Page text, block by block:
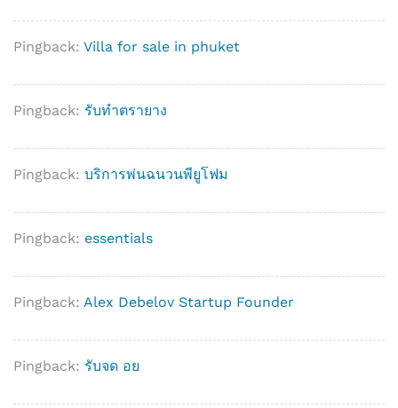
Pingback: Villa for sale in phuket
Pingback: รับทำตรายาง
Pingback: บริการพ่นฉนวนพียูโฟม
Pingback: essentials
Pingback: Alex Debelov Startup Founder
Pingback: รับจด อย